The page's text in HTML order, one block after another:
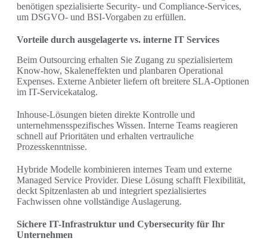
benötigen spezialisierte Security- und Compliance-Services,
um DSGVO- und BSI-Vorgaben zu erfüllen.
Vorteile durch ausgelagerte vs. interne IT Services
Beim Outsourcing erhalten Sie Zugang zu spezialisiertem
Know-how, Skaleneffekten und planbaren Operational
Expenses. Externe Anbieter liefern oft breitere SLA-Optionen
im IT-Servicekatalog.
Inhouse-Lösungen bieten direkte Kontrolle und
unternehmensspezifisches Wissen. Interne Teams reagieren
schnell auf Prioritäten und erhalten vertrauliche
Prozesskenntnisse.
Hybride Modelle kombinieren internes Team und externe
Managed Service Provider. Diese Lösung schafft Flexibilität,
deckt Spitzenlasten ab und integriert spezialisiertes
Fachwissen ohne vollständige Auslagerung.
Sichere IT-Infrastruktur und Cybersecurity für Ihr
Unternehmen